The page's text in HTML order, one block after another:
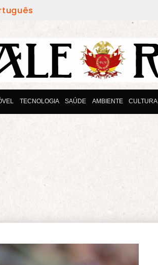
TECNOLOGIA SAÚDE AMBIENTE CULTURA